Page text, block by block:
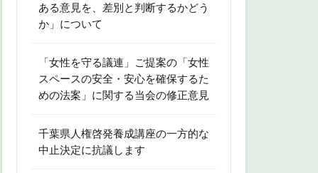
ある意見を、差別と判断するかどう
か」について
「女性を守る議連」ご提案の「女性
スペースの安全・安心を確保するた
めの法案」に関する当会の修正意見
千葉県人権啓発養成講座の一方的な
中止決定に抗議します